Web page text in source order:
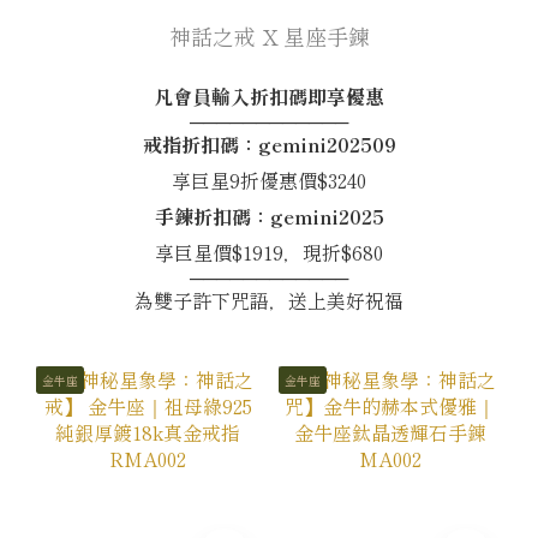
神話之戒 X 星座手鍊
凡會員輸入折扣碼即享優惠
────────────
戒指折扣碼：gemini202509
享巨星9折優惠價$3240
手鍊折扣碼：gemini2025
享巨星價$1919，現折$680
────────────
為雙子許下咒語，送上美好祝福
金牛座 金牛座